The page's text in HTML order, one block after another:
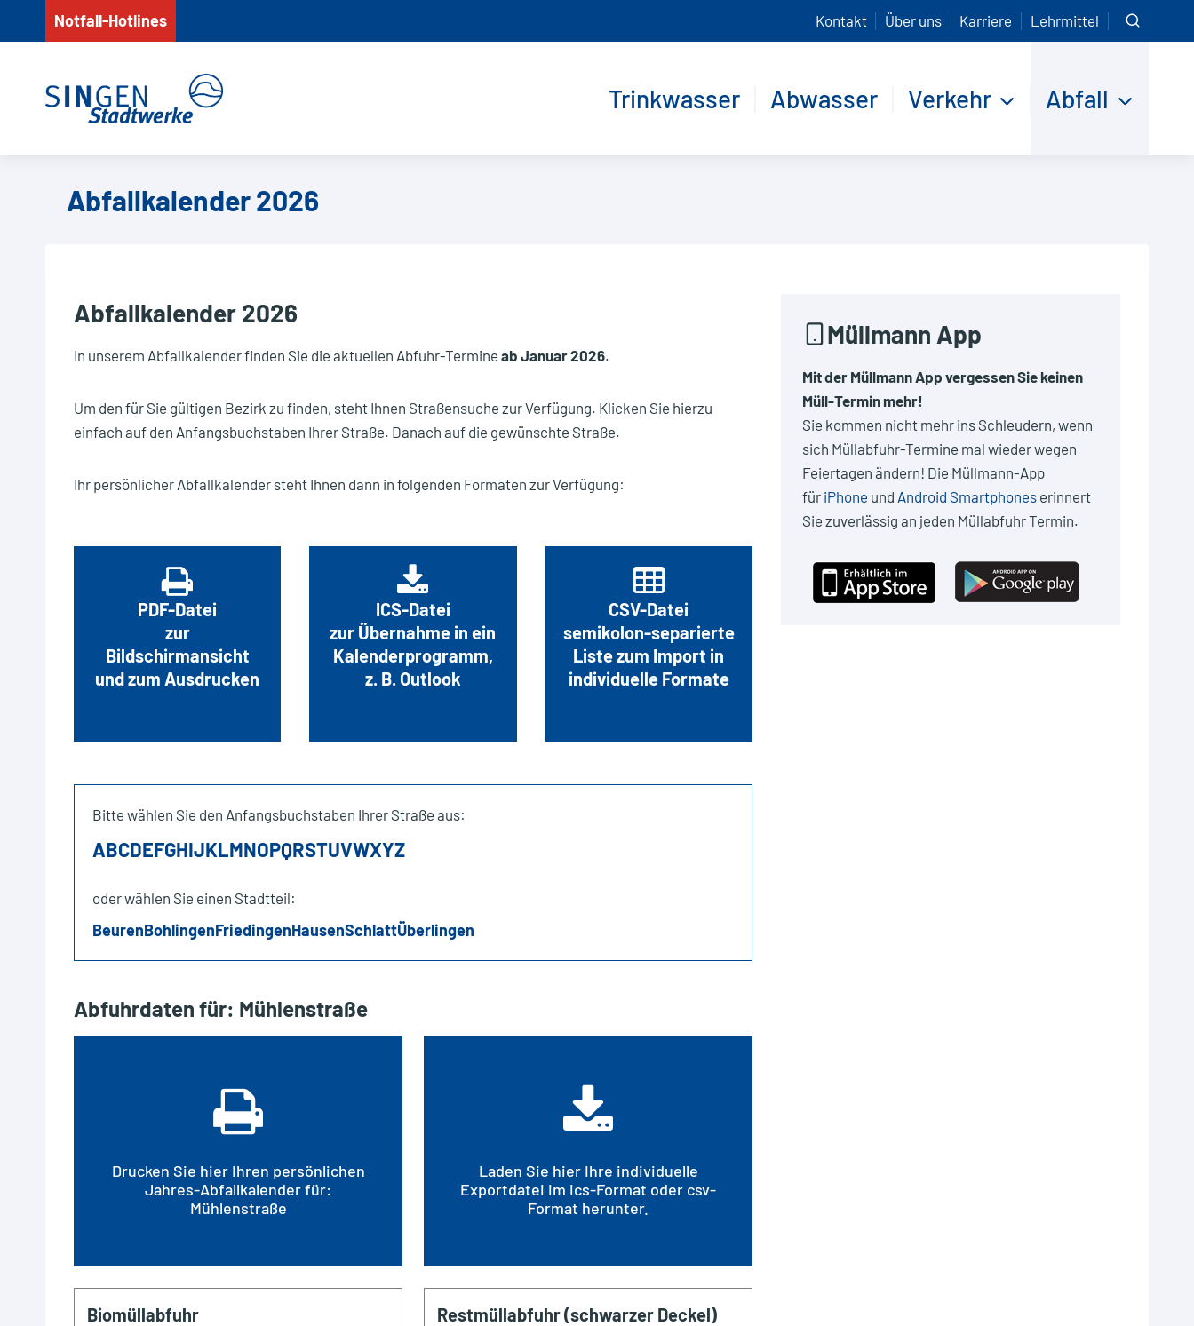
Notfall-Hotlines Kontakt Über uns Karriere Lehrmittel
Trinkwasser Abwasser Verkehr Abfall
Abfallkalender 2026
Abfallkalender 2026
In unserem Abfallkalender finden Sie die aktuellen Abfuhr-Termine ab Januar 2026.
Um den für Sie gültigen Bezirk zu finden, steht Ihnen Straßensuche zur Verfügung. Klicken Sie hierzu
einfach auf den Anfangsbuchstaben Ihrer Straße. Danach auf die gewünschte Straße.
Ihr persönlicher Abfallkalender steht Ihnen dann in folgenden Formaten zur Verfügung:
PDF-Datei
zur
Bildschirmansicht
und zum Ausdrucken
ICS-Datei
zur Übernahme in ein
Kalenderprogramm,
z. B. Outlook
CSV-Datei
semikolon-separierte
Liste zum Import in
individuelle Formate
Bitte wählen Sie den Anfangsbuchstaben Ihrer Straße aus:
ABCDEFGHIJKLMNOPQRSTUVWXYZ
oder wählen Sie einen Stadtteil:
BeurenBohlingenFriedingenHausenSchlattÜberlingen
Abfuhrdaten für: Mühlenstraße
Drucken Sie hier Ihren persönlichen
Jahres-Abfallkalender für:
Mühlenstraße
Laden Sie hier Ihre individuelle
Exportdatei im ics-Format oder csv-
Format herunter.
Biomüllabfuhr Restmüllabfuhr (schwarzer Deckel)
Hier können Sie ihre individuelle Exportdatei im ics-Format (für
Restmüllabfuhr (schwarzer Deckel) 14-tägig
Restmüllabfuhr (roter Deckel) alle 4 Wochen
Müllmann App
Mit der Müllmann App vergessen Sie keinen
Müll-Termin mehr!
Sie kommen nicht mehr ins Schleudern, wenn
sich Müllabfuhr-Termine mal wieder wegen
Feiertagen ändern! Die Müllmann-App
für iPhone und Android Smartphones erinnert
Sie zuverlässig an jeden Müllabfuhr Termin.